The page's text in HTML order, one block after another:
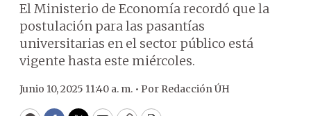
El Ministerio de Economía recordó que la
postulación para las pasantías
universitarias en el sector público está
vigente hasta este miércoles.
Junio 10, 2025 11:40 a. m. • Por Redacción ÚH